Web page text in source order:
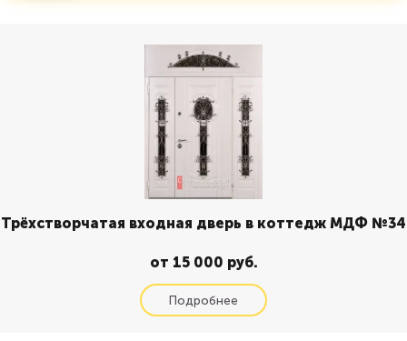
Трёхстворчатая входная дверь в коттедж МДФ №34
от 15 000 руб.